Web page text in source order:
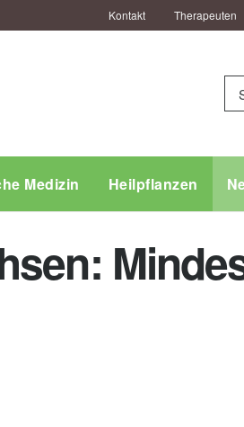
Kontakt Therapeuten
Medizin Heilpflanzen